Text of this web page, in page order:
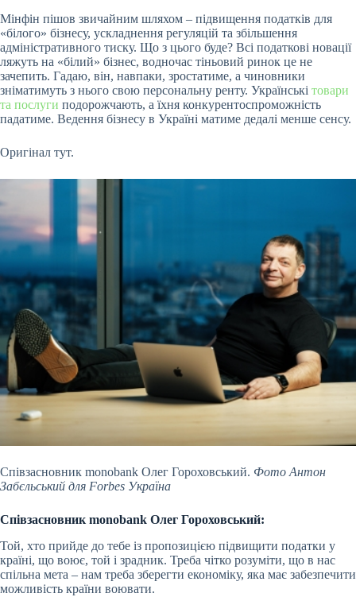
Мінфін пішов звичайним шляхом – підвищення податків для
«білого» бізнесу, ускладнення регуляцій та збільшення
адміністративного тиску. Що з цього буде? Всі податкові новації
ляжуть на «білий» бізнес, водночас тіньовий ринок це не
зачепить. Гадаю, він, навпаки, зростатиме, а чиновники
зніматимуть з нього свою персональну ренту. Українські товари
та послуги подорожчають, а їхня конкурентоспроможність
падатиме. Ведення бізнесу в Україні матиме дедалі менше сенсу.
Оригінал тут.
Співзасновник monobank Олег Гороховський. Фото Антон
Забєльський для Forbes Україна
Співзасновник monobank Олег Гороховський:
Той, хто прийде до тебе із пропозицією підвищити податки у
країні, що воює, той і зрадник. Треба чітко розуміти, що в нас
спільна мета – нам треба зберегти економіку, яка має забезпечити
можливість країни воювати.